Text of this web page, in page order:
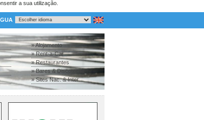
a sua utilização.
» Alojamento
» Rent-a-Car
» Restaurantes
» Bares & Discotecas
» Sites Nac. & Inter.